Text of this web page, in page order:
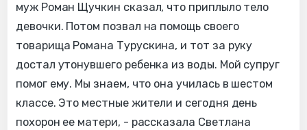
муж Роман Щучкин сказал, что приплыло тело
девочки. Потом позвал на помощь своего
товарища Романа Турускина, и тот за руку
достал утонувшего ребенка из воды. Мой супруг
помог ему. Мы знаем, что она училась в шестом
классе. Это местные жители и сегодня день
похорон ее матери, - рассказала Светлана